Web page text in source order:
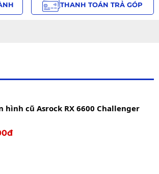
THANH TOÁN TRẢ GÓP
hình cũ Asrock RX 6600 Challenger